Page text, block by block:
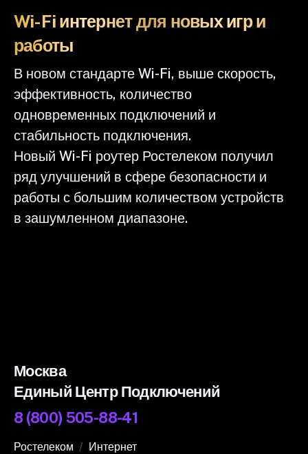
Wi-Fi интернет для новых игр и
работы
В новом стандарте Wi-Fi, выше скорость,
эффективность, количество
одновременных подключений и
стабильность подключения.
Новый Wi-Fi роутер Ростелеком получил
ряд улучшений в сфере безопасности и
работы с большим количеством устройств
в зашумленном диапазоне.
Москва
Единый Центр Подключений
8 (800) 505-88-41
Ростелеком
Интернет